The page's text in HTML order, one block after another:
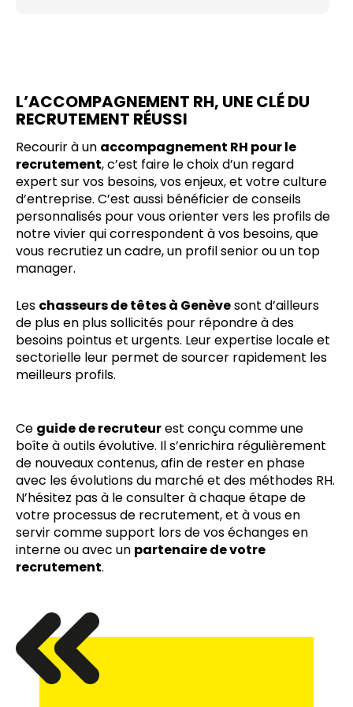
L’ACCOMPAGNEMENT RH, UNE CLÉ DU
RECRUTEMENT RÉUSSI
Recourir à un accompagnement RH pour le
recrutement, c’est faire le choix d’un regard
expert sur vos besoins, vos enjeux, et votre culture
d’entreprise. C’est aussi bénéficier de conseils
personnalisés pour vous orienter vers les profils de
notre vivier qui correspondent à vos besoins, que
vous recrutiez un cadre, un profil senior ou un top
manager.
Les chasseurs de têtes à Genèvesont d’ailleurs
de plus en plus sollicités pour répondre à des
besoins pointus et urgents. Leur expertise locale et
sectorielle leur permet de sourcer rapidement les
meilleurs profils.
Ce guide de recruteurest conçu comme une
boîte à outils évolutive. Il s’enrichira régulièrement
de nouveaux contenus, afin de rester en phase
avec les évolutions du marché et des méthodes RH.
N’hésitez pas à le consulter à chaque étape de
votre processus de recrutement, et à vous en
servir comme support lors de vos échanges en
interne ou avec un partenaire de votre
recrutement.